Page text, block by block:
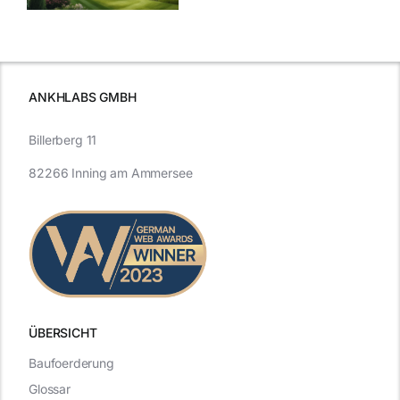
ANKHLABS GMBH
ÜBERSICHT
Billerberg 11
82266 Inning am Ammersee
Baufoerderung
Glossar